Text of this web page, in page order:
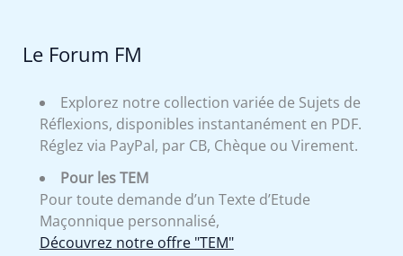
Le Forum FM
Explorez notre collection variée de Sujets de
Réflexions, disponibles instantanément en PDF.
Réglez via PayPal, par CB, Chèque ou Virement.
Pour les TEM
Pour toute demande d’un Texte d’Etude
Maçonnique personnalisé,
Découvrez notre offre "TEM"